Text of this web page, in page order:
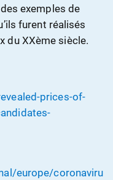
exemples de
furent réalisés
du XXème siècle.
prices-of-
europe/coronaviru